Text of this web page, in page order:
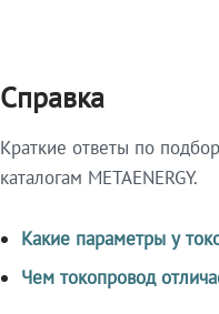
Справка
Краткие ответы по
каталогам METAENERGY.
Какие параметры у
Чем токопровод